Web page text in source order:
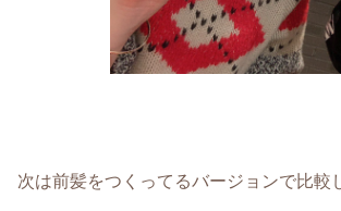
次は前髪をつくってるバージョンで比較